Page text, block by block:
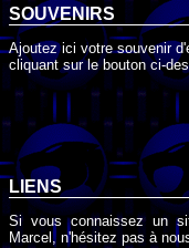
SOUVENIRS
Ajoutez ici votre souvenir
cliquant sur le bouton ci-
LIENS
Si vous connaissez un
Marcel, n'hésitez pas à